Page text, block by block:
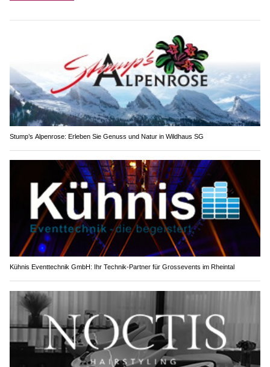
Stump’s Alpenrose: Erleben Sie Genuss und Natur in Wildhaus SG
Kühnis Eventtechnik GmbH: Ihr Technik-Partner für Grossevents im Rheintal